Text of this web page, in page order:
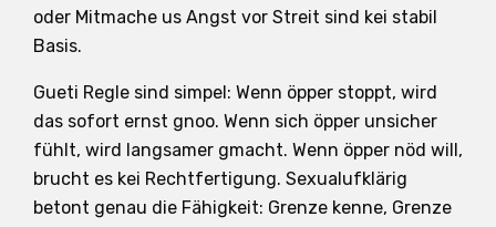
oder Mitmache us Angst vor Streit sind kei stabil
Basis.
Gueti Regle sind simpel: Wenn öpper stoppt, wird
das sofort ernst gnoo. Wenn sich öpper unsicher
fühlt, wird langsamer gmacht. Wenn öpper nöd will,
brucht es kei Rechtfertigung. Sexualufklärig
betont genau die Fähigkeit: Grenze kenne, Grenze